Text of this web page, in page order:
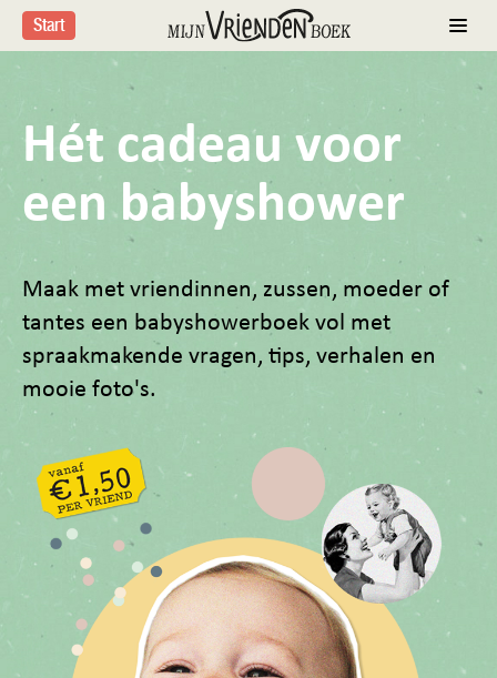
Start
Hét cadeau voor
een babyshower
Maak met vriendinnen, zussen, moeder of
tantes een babyshowerboek vol met
spraakmakende vragen, tips, verhalen en
mooie foto's.